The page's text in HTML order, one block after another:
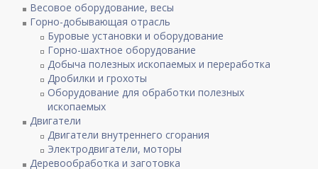
Весовое оборудование, весы
Горно-добывающая отрасль
Буровые установки и оборудование
Горно-шахтное оборудование
Добыча полезных ископаемых и переработка
Дробилки и грохоты
Оборудование для обработки полезных
ископаемых
Двигатели
Двигатели внутреннего сгорания
Электродвигатели, моторы
Деревообработка и заготовка